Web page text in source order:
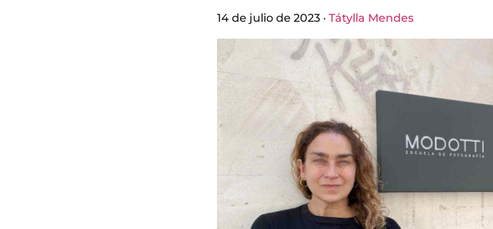
14 de julio de 2023 · Tátylla Mendes